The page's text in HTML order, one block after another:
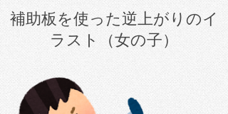
補助板を使った逆上がりのイ
ラスト（女の子）